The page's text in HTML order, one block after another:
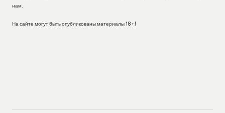
нам.
На сайте могут быть опубликованы материалы 18+!